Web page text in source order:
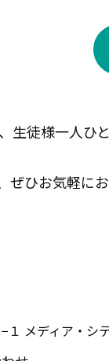
生徒様一人ひ
ひお気軽にお
１ メディア・